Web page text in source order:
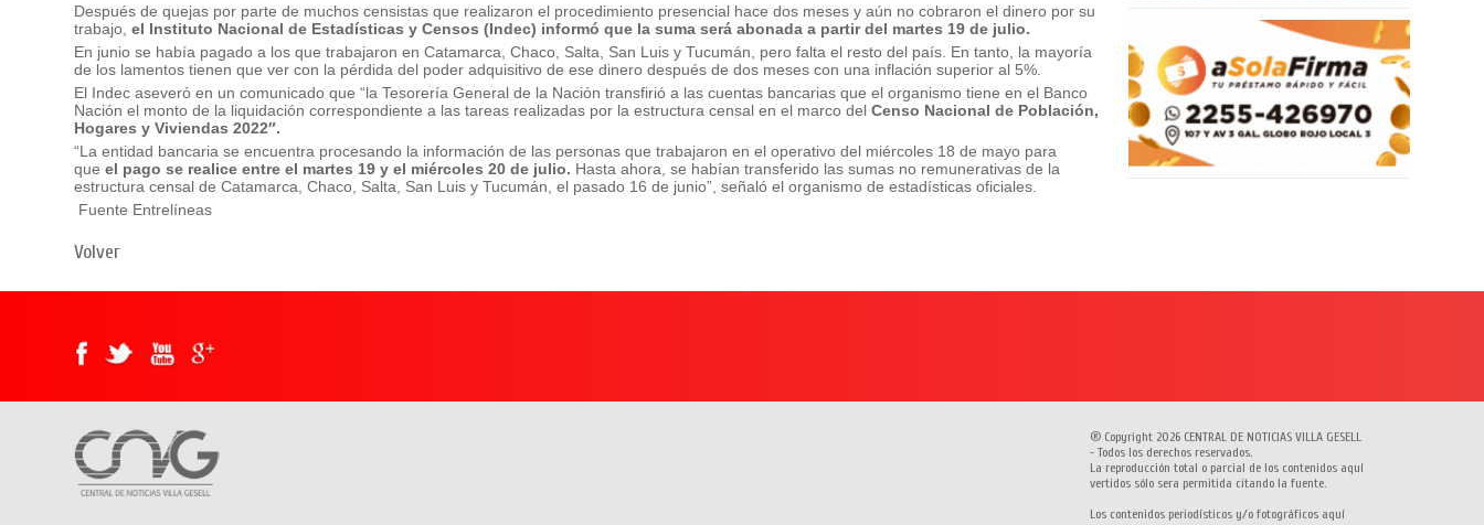
Después de quejas por parte de muchos censistas que realizaron el procedimiento presencial hace dos meses y aún no cobraron el dinero por su
trabajo,el Instituto Nacional de Estadísticas y Censos (Indec) informó que la suma será abonada a partir del martes 19 de julio.
En junio se había pagado a los que trabajaron en Catamarca, Chaco, Salta, San Luis y Tucumán, pero falta el resto del país. En tanto, la mayoría
de los lamentos tienen que ver con la pérdida del poder adquisitivo de ese dinero después de dos meses con una inflación superior al 5%.
El Indec aseveró en un comunicado que “la Tesorería General de la Nación transfirió a las cuentas bancarias que el organismo tiene en el Banco
Nación el monto de la liquidación correspondiente a las tareas realizadas por la estructura censal en el marco del Censo Nacional de Población,
Hogares y Viviendas 2022″.
“La entidad bancaria se encuentra procesando la información de las personas que trabajaron en el operativo del miércoles 18 de mayo para
que el pago se realice entre el martes 19 y el miércoles 20 de julio. Hasta ahora, se habían transferido las sumas no remunerativas de la
estructura censal de Catamarca, Chaco, Salta, San Luis y Tucumán, el pasado 16 de junio”, señaló el organismo de estadísticas oficiales.
Fuente Entrelíneas
Volver
® Copyright 2026 CENTRAL DE NOTICIAS VILLA GESELL
- Todos los derechos reservados.
La reproducción total o parcial de los contenidos aquí
vertidos sólo sera permitida citando la fuente.
Los contenidos periodísticos y/o fotográficos aquí